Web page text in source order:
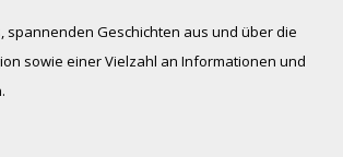
spannenden Geschichten aus und über die
sowie einer Vielzahl an Informationen und